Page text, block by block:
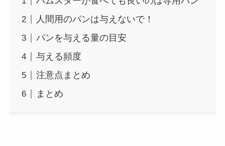
人間用のパンは与えないで！
パンを与える量の目安
与える頻度
注意点まとめ
まとめ